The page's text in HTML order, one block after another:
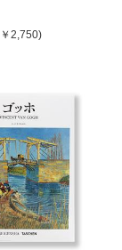
￥2,750)